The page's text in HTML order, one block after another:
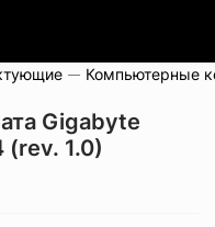
Компьютерные
Gigabyte
(rev. 1.0)